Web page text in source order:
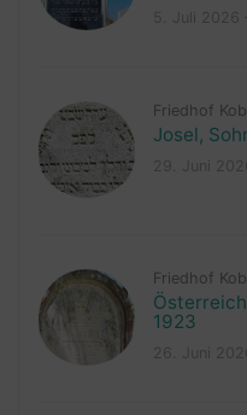
Friedhof
Josel,
Friedhof
1923